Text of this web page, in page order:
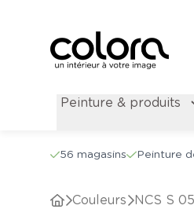
Peinture & produits
56 magasins Peinture
Couleurs NCS S